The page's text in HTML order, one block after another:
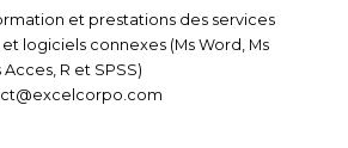
et prestations des services
logiciels connexes (Ms Word, Ms
R et SPSS)